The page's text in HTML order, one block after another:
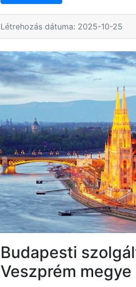
Létrehozás dátuma: 2025-10-25
Budapesti
Veszprém megye